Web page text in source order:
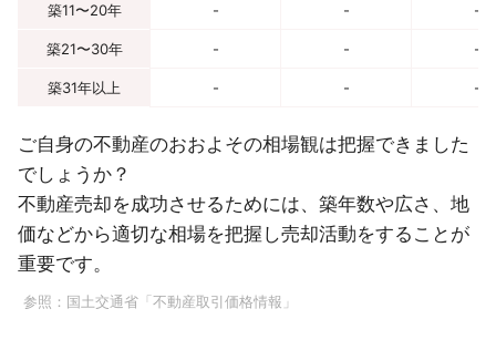
築11〜20年 - - -
築21〜30年 - - -
築31年以上 - - -
ご自身の不動産のおおよその相場観は把握できました
でしょうか？
不動産売却を成功させるためには、築年数や広さ、地
価などから適切な相場を把握し売却活動をすることが
重要です。
参照： 国土交通省「不動産取引価格情報」